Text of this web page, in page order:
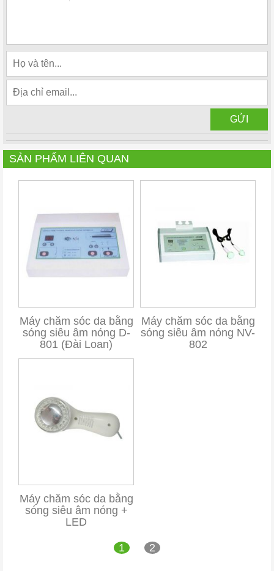
SẢN PHẨM LIÊN QUAN
Máy chăm sóc da bằng
sóng siêu âm nóng D-
801 (Đài Loan)
Máy chăm sóc da bằng
sóng siêu âm nóng NV-
802
Máy chăm sóc da bằng
sóng siêu âm nóng +
LED
1 2